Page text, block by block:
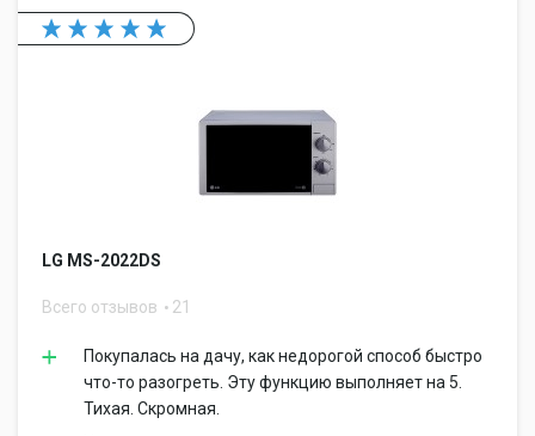
LG MS-2022DS
Всего отзывов 21
Покупалась на дачу, как недорогой способ быстро
что-то разогреть. Эту функцию выполняет на 5.
Тихая. Скромная.